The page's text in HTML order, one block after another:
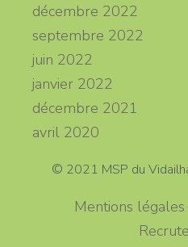
décembre 2022
septembre 2022
juin 2022
janvier 2022
décembre 2021
avril 2020
© 2021 MSP du
Mentions